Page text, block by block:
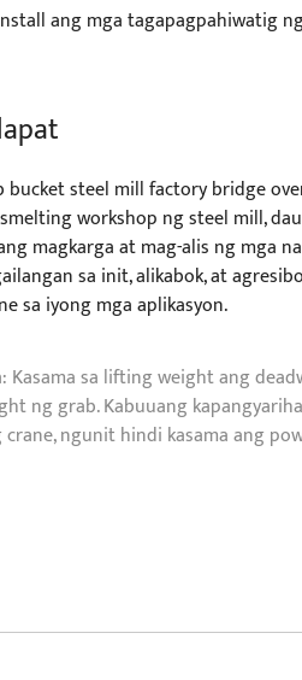
ang mga tagapagpahiwatig
bucket steel mill factory bridge
workshop ng steel mill,
magkarga at mag-alis ng mga
sa init, alikabok, at
sa iyong mga aplikasyon.
Kasama sa lifting weight ang
ng grab. Kabuuang
ngunit hindi kasama ang